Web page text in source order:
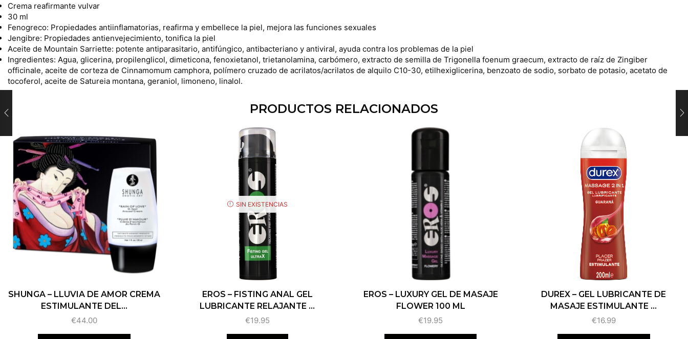
Crema reafirmante vulvar
30 ml
Fenogreco: Propiedades antiinflamatorias, reafirma y embellece la piel, mejora las funciones sexuales
Jengibre: Propiedades antienvejecimiento, tonifica la piel
Aceite de Mountain Sarriette: potente antiparasitario, antifúngico, antibacteriano y antiviral, ayuda contra los problemas de la piel
Ingredientes: Agua, glicerina, propilenglicol, dimeticona, fenoxietanol, trietanolamina, carbómero, extracto de semilla de Trigonella foenum graecum, extracto de raíz de Zingiber
officinale, aceite de corteza de Cinnamomum camphora, polímero cruzado de acrilatos/acrilatos de alquilo C10-30, etilhexiglicerina, benzoato de sodio, sorbato de potasio, acetato de
tocoferol, aceite de Satureia montana, geraniol, limoneno, linalol.
PRODUCTOS RELACIONADOS
SHUNGA – LLUVIA DE AMOR CREMA
ESTIMULANTE DEL...
€44.00
SIN EXISTENCIAS
EROS – FISTING ANAL GEL
LUBRICANTE RELAJANTE ...
€19.95
EROS – LUXURY GEL DE MASAJE
FLOWER 100 ML
€19.95
DUREX – GEL LUBRICANTE DE
MASAJE ESTIMULANTE ...
€16.99